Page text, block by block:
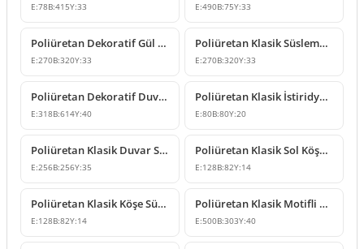
E:78B:415Y:33 E:490B:75Y:33
Poliüretan Dekoratif Gül ve Yaprak Motifli Köşe Süsleme
E:270B:320Y:33
Poliüretan Klasik Süsleme ve Dekoratif Duvar Apliği
E:270B:320Y:33
Poliüretan Dekoratif Duvar Süsü ve Motif Modeli
E:318B:614Y:40
Poliüretan Klasik İstiridye Motifli Küçük Dekoratif Süs
E:80B:80Y:20
Poliüretan Klasik Duvar Süsleme ve Tavan Rozeti Modeli
E:256B:256Y:35
Poliüretan Klasik Sol Köşe Süsleme Modelleri ve Fiyatları
E:128B:82Y:14
Poliüretan Klasik Köşe Süsleme Modeli
E:128B:82Y:14
Poliüretan Klasik Motifli Duvar ve Mobilya Süsleme Modeli
E:500B:303Y:40